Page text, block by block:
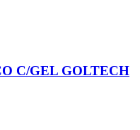
C/GEL GOLTECH